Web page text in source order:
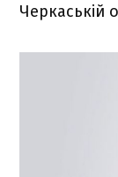
Черкаській